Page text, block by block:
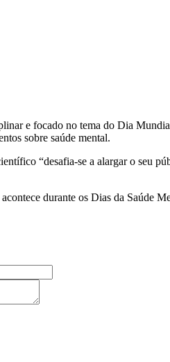
e focado no tema do Dia
sobre saúde mental.
“desafia-se a alargar o seu
durante os Dias da Saúde